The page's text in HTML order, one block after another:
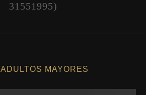
31551995)
ADULTOS MAYORES